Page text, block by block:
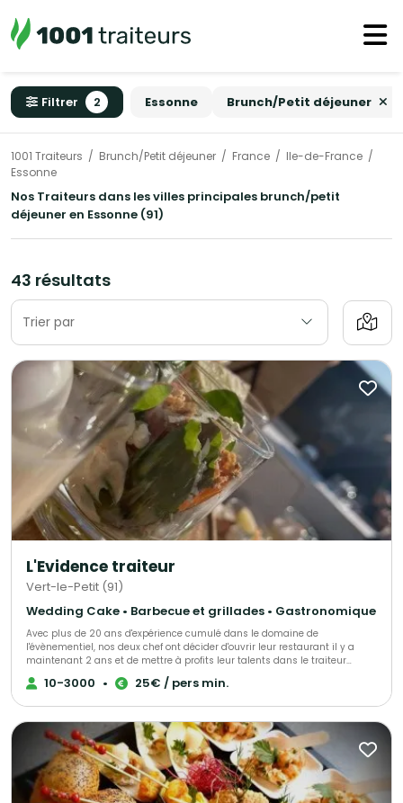
Filtrer 2 Essonne Brunch/Petit déjeuner
1001 Traiteurs Brunch/Petit déjeuner France
Ile-de-France
Essonne
Nos Traiteurs dans les villes principales brunch/petit
déjeuner en Essonne (91)
43 résultats
Trier par
L'Evidence traiteur
Vert-le-Petit (91)
Wedding Cake • Barbecue et grillades • Gastronomique
Avec plus de 20 ans d'expérience cumulé dans le domaine de
l'évènementiel, nos deux chef ont décider d'ouvrir leur restaurant il y a
maintenant 2 ans et de mettre à profits leur talents dans le traiteur
évènementiel afin de vous accompagner lors de vos évènements.
10-3000 • 25€ / pers min.